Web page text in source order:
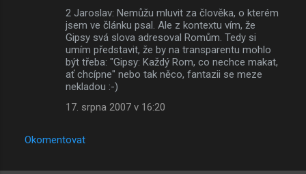
2 Jaroslav: Nemůžu mluvit za člověka, o kterém
jsem ve článku psal. Ale z kontextu vím, že
Gipsy svá slova adresoval Romům. Tedy si
umím představit, že by na transparentu mohlo
být třeba: "Gipsy: Každý Rom, co nechce makat,
ať chcípne" nebo tak něco, fantazii se meze
nekladou :-)
17. srpna 2007 v 16:20
Okomentovat